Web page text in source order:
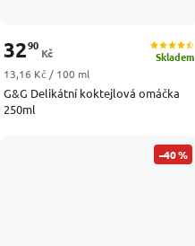
G&G Delikátní koktejlová omáčka
250ml
Skladem
3290
Kč
Měrná cena:
13,16 Kč / 100 ml
–40 %